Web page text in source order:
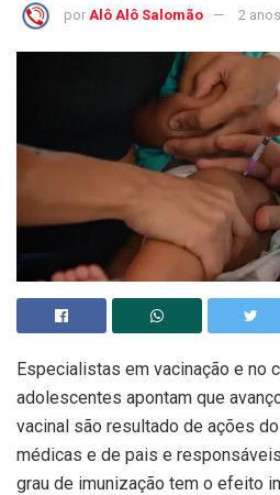
por Alô Alô Salomão 2
Especialistas em vacinação e no
adolescentes apontam que
vacinal são resultado de ações
médicas e de pais e
grau de imunização tem o efeito